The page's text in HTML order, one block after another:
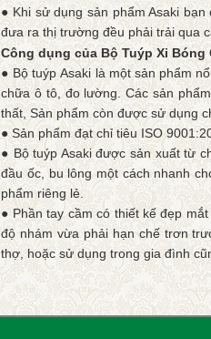
● Khi sử dụng sản phẩm Asaki
đưa ra thị trường đều phải trải qua
Công dụng của Bộ Tuýp Xi Bóng
● Bộ tuýp Asaki là một sản phẩm
chữa ô tô, đo lường. Các sản
thất, Sản phẩm còn được sử dụng
● Sản phẩm đạt chỉ tiêu ISO
● Bộ tuýp Asaki được sản xuất từ
đầu ốc, bu lông một cách nhanh
phẩm riêng lẻ.
● Phần tay cầm có thiết kế đẹp
độ nhám vừa phải hạn chế trơn
thợ, hoặc sử dụng trong gia đình